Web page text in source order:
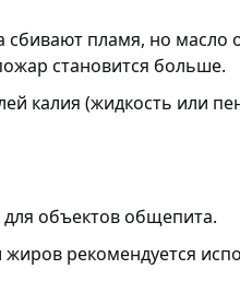
пламя, но масло
становится больше.
калия (жидкость или
объектов общепита.
рекомендуется